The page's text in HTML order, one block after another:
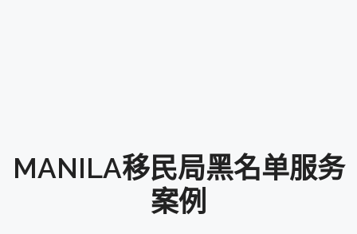
MANILA移民局黑名单服务
案例